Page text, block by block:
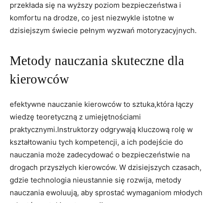
przekłada się‍ na ⁣wyższy⁣ poziom‍ bezpieczeństwa ⁣i
komfortu na drodze,⁢ co jest niezwykle istotne‍ w
dzisiejszym świecie pełnym ‌wyzwań motoryzacyjnych.
Metody nauczania skuteczne dla
kierowców
efektywne nauczanie​ kierowców ‍to sztuka,która‌ łączy
‌wiedzę teoretyczną z​ umiejętnościami
praktycznymi.Instruktorzy odgrywają kluczową⁤ rolę‌ w
kształtowaniu⁣ tych kompetencji, a ich podejście do
nauczania może zadecydować o bezpieczeństwie na
⁢drogach przyszłych kierowców. W dzisiejszych​ czasach,
gdzie technologia nieustannie się rozwija, metody
nauczania ewoluują, aby sprostać wymaganiom młodych